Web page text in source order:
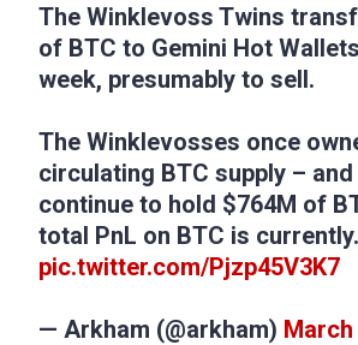
The Winklevoss Twins
of BTC to Gemini Hot
week, presumably to sell.
The Winklevosses once
circulating BTC supply –
continue to hold $764M of
total PnL on BTC is
pic.twitter.com/Pjzp45V3K7
— Arkham (@arkham) March